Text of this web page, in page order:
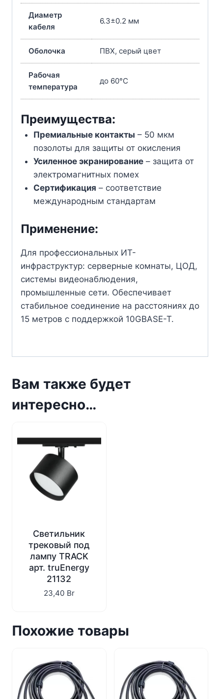
Диаметр
кабеля
6.3±0.2 мм
Оболочка ПВХ, серый цвет
Рабочая
температура
до 60°C
Преимущества:
Премиальные контакты – 50 мкм
позолоты для защиты от окисления
Усиленное экранирование– защита от
электромагнитных помех
Сертификация – соответствие
международным стандартам
Применение:
Для профессиональных ИТ-
инфраструктур: серверные комнаты, ЦОД,
системы видеонаблюдения,
промышленные сети. Обеспечивает
стабильное соединение на расстояниях до
15 метров с поддержкой 10GBASE-T.
Вам также будет
интересно…
Светильник
трековый под
лампу TRACK
арт. truEnergy
21132
23,40 Br
Похожие товары